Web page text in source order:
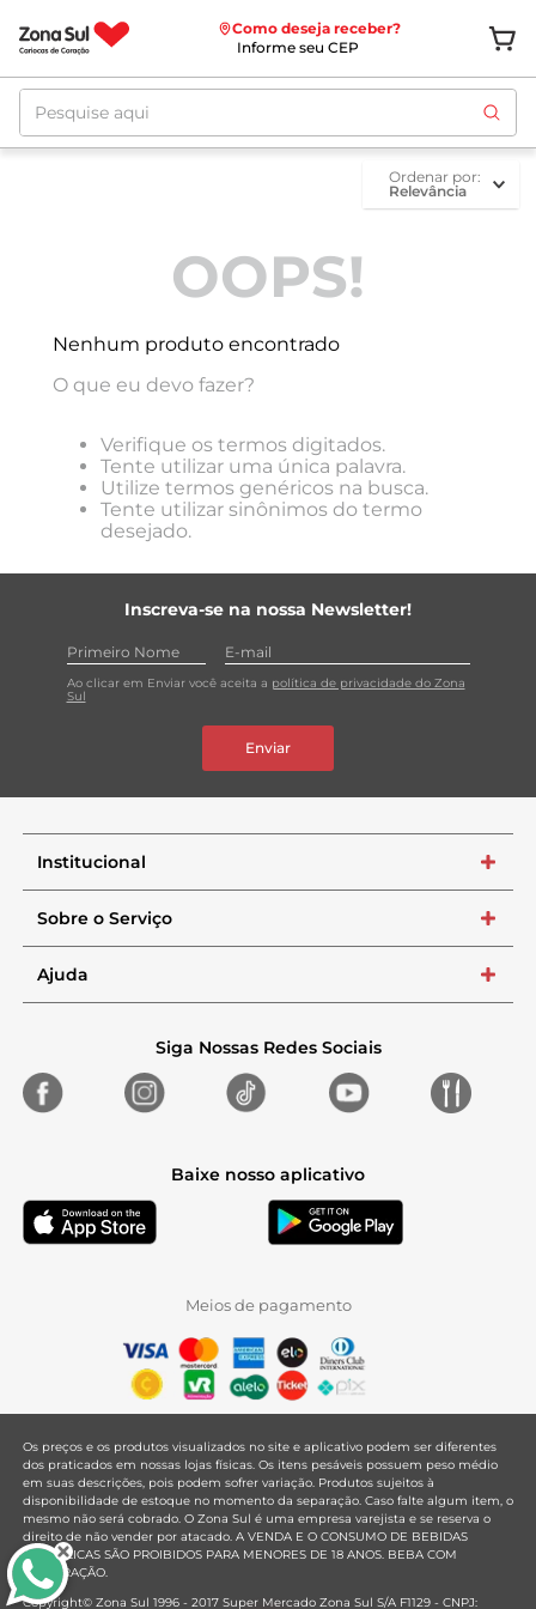
Como deseja receber?
Informe seu CEP
Pesquise aqui
ordenar por
Relevância
OOPS!
Nenhum produto encontrado
O que eu devo fazer?
Verifique os termos digitados.
Tente utilizar uma única palavra.
Utilize termos genéricos na busca.
Tente utilizar sinônimos do termo
desejado.
Inscreva-se na nossa Newsletter!
Ao clicar em Enviar você aceita a política de privacidade do Zona
Sul
Enviar
Institucional +
Sobre o Serviço +
Ajuda +
Siga Nossas Redes Sociais
Baixe nosso aplicativo
Meios de pagamento
Os preços e os produtos visualizados no site e aplicativo podem ser diferentes
dos praticados em nossas lojas físicas. Os itens pesáveis possuem peso médio
em suas descrições, pois podem sofrer variação. Produtos sujeitos à
disponibilidade de estoque no momento da separação. Caso falte algum item, o
mesmo não será cobrado. O Zona Sul é uma empresa varejista e se reserva o
direito de não vender por atacado. A VENDA E O CONSUMO DE BEBIDAS
ALCOÓLICAS SÃO PROIBIDOS PARA MENORES DE 18 ANOS. BEBA COM
MODERAÇÃO.
Copyright© Zona Sul 1996 - 2017 Super Mercado Zona Sul S/A F1129 - CNPJ: